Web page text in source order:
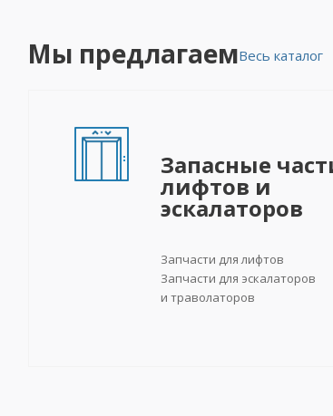
Мы предлагаемВесь каталог
Запасные
лифтов и
эскалаторов
Запчасти для лифтов
Запчасти для эскалаторов
и траволаторов